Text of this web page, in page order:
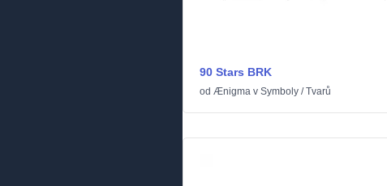
90 Stars BRK
od Ænigma v Symboly /Tvarů